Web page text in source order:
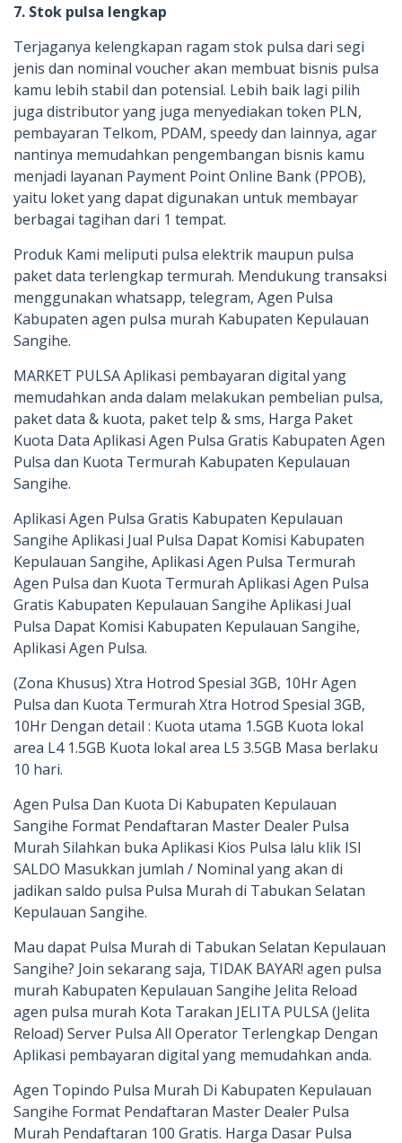
7. Stok pulsa lengkap
Terjaganya kelengkapan ragam stok pulsa dari segi
jenis dan nominal voucher akan membuat bisnis pulsa
kamu lebih stabil dan potensial. Lebih baik lagi pilih
juga distributor yang juga menyediakan token PLN,
pembayaran Telkom, PDAM, speedy dan lainnya, agar
nantinya memudahkan pengembangan bisnis kamu
menjadi layanan Payment Point Online Bank (PPOB),
yaitu loket yang dapat digunakan untuk membayar
berbagai tagihan dari 1 tempat.
Produk Kami meliputi pulsa elektrik maupun pulsa
paket data terlengkap termurah. Mendukung transaksi
menggunakan whatsapp, telegram, Agen Pulsa
Kabupaten agen pulsa murah Kabupaten Kepulauan
Sangihe.
MARKET PULSA Aplikasi pembayaran digital yang
memudahkan anda dalam melakukan pembelian pulsa,
paket data & kuota, paket telp & sms, Harga Paket
Kuota Data Aplikasi Agen Pulsa Gratis Kabupaten Agen
Pulsa dan Kuota Termurah Kabupaten Kepulauan
Sangihe.
Aplikasi Agen Pulsa Gratis Kabupaten Kepulauan
Sangihe Aplikasi Jual Pulsa Dapat Komisi Kabupaten
Kepulauan Sangihe, Aplikasi Agen Pulsa Termurah
Agen Pulsa dan Kuota Termurah Aplikasi Agen Pulsa
Gratis Kabupaten Kepulauan Sangihe Aplikasi Jual
Pulsa Dapat Komisi Kabupaten Kepulauan Sangihe,
Aplikasi Agen Pulsa.
(Zona Khusus) Xtra Hotrod Spesial 3GB, 10Hr Agen
Pulsa dan Kuota Termurah Xtra Hotrod Spesial 3GB,
10Hr Dengan detail : Kuota utama 1.5GB Kuota lokal
area L4 1.5GB Kuota lokal area L5 3.5GB Masa berlaku
10 hari.
Agen Pulsa Dan Kuota Di Kabupaten Kepulauan
Sangihe Format Pendaftaran Master Dealer Pulsa
Murah Silahkan buka Aplikasi Kios Pulsa lalu klik ISI
SALDO Masukkan jumlah / Nominal yang akan di
jadikan saldo pulsa Pulsa Murah di Tabukan Selatan
Kepulauan Sangihe.
Mau dapat Pulsa Murah di Tabukan Selatan Kepulauan
Sangihe? Join sekarang saja, TIDAK BAYAR! agen pulsa
murah Kabupaten Kepulauan Sangihe Jelita Reload
agen pulsa murah Kota Tarakan JELITA PULSA (Jelita
Reload) Server Pulsa All Operator Terlengkap Dengan
Aplikasi pembayaran digital yang memudahkan anda.
Agen Topindo Pulsa Murah Di Kabupaten Kepulauan
Sangihe Format Pendaftaran Master Dealer Pulsa
Murah Pendaftaran 100 Gratis. Harga Dasar Pulsa